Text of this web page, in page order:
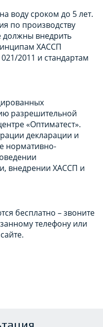
воду сроком до 5 лет.
по производству
должны внедрить
ХАССП
2011 и стандартам
разрешительной
«Оптиматест».
декларации и
нормативно-
внедрении ХАССП и
бесплатно – звоните
телефону или